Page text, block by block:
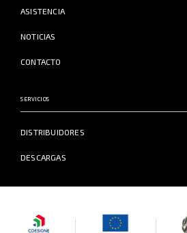
ASISTENCIA
NOTICIAS
CONTACTO
SERVICIOS
DISTRIBUIDORES
DESCARGAS